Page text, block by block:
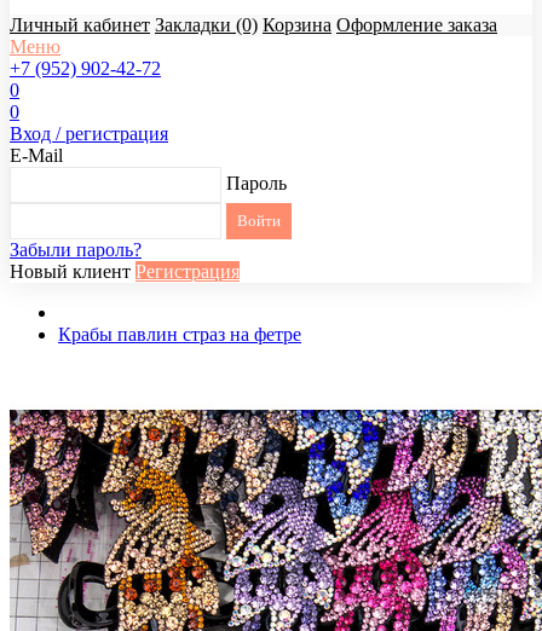
Личный кабинет Закладки (0) Корзина Оформление заказа
Меню
+7 (952) 902-42-72
0
0
Вход / регистрация
E-Mail
Пароль
Забыли пароль?
Новый клиент Регистрация
Крабы павлин страз на фетре